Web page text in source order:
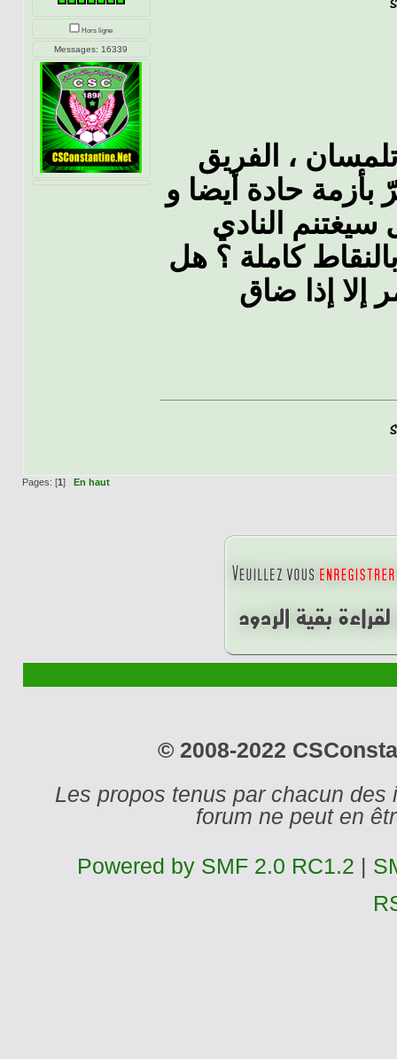
Hors ligne
Messages: 16339
، الفريق
بأزمة حادة أيضا و
النادي
كاملة ؟ هل
إلا إذا ضاق
Pages: [1] En haut
© 2008-2022
Les propos tenus par chacun
forum ne peut en
Powered by SMF 2.0 RC1.2 |